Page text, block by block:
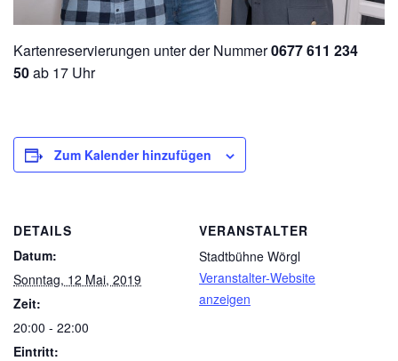
Kartenreservierungen unter der Nummer0677 611 234
50ab 17 Uhr
Zum Kalender hinzufügen
DETAILS
Datum:
Sonntag, 12 Mai, 2019
Zeit:
20:00 - 22:00
Eintritt:
VERANSTALTER
Stadtbühne Wörgl
Veranstalter-Website
anzeigen